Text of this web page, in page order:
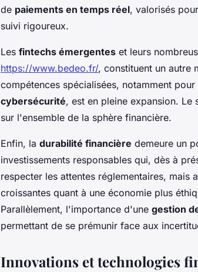
de paiements en temps réel, valorisés
suivi rigoureux.
Les fintechs émergentes et leurs
https://www.bedeo.fr/, constituent un autre
compétences spécialisées, notamment pour
cybersécurité, est en pleine expansion.
sur l'ensemble de la sphère financière.
Enfin, la durabilité financière demeure un
investissements responsables qui, dès à
respecter les attentes réglementaires, mais
croissantes quant à une économie plus
Parallèlement, l'importance d'une gestion
permettant de se prémunir face aux
Innovations et technologies